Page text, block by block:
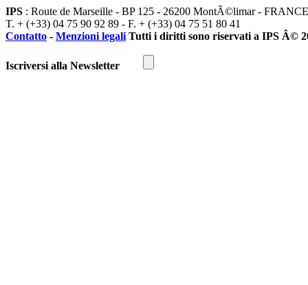
IPS : Route de Marseille - BP 125 - 26200 MontÃ©limar - FRANCE
T. + (+33) 04 75 90 92 89 - F. + (+33) 04 75 51 80 41
Contatto - Menzioni legali Tutti i diritti sono riservati a IPS Â©
Iscriversi alla Newsletter